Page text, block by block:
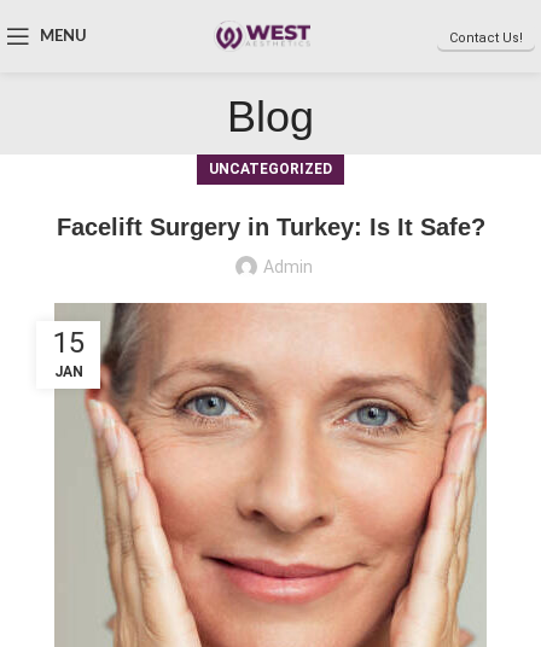
MENU Contact Us!
Blog
UNCATEGORIZED
Facelift Surgery in Turkey: Is It Safe?
Admin
15
JAN